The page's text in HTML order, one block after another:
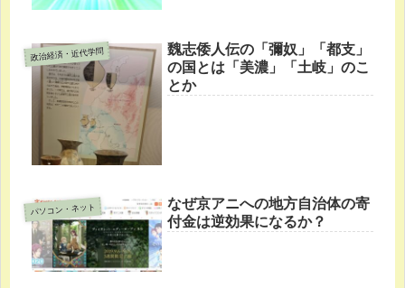
政治経済・近代学問
魏志倭人伝の「彌奴」「都支」
の国とは「美濃」「土岐」のこ
とか
パソコン・ネット
なぜ京アニへの地方自治体の寄
付金は逆効果になるか？